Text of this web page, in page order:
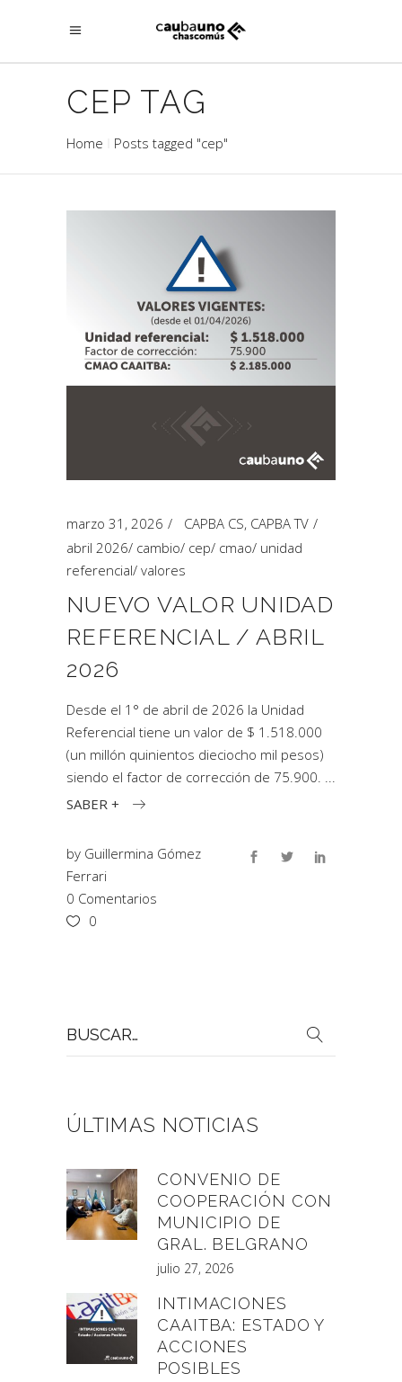
CEP TAG
Home Posts tagged "cep"
marzo 31, 2026 CAPBA CS, CAPBA TV
abril 2026/ cambio/ cep/ cmao/ unidad
referencial/ valores
NUEVO VALOR UNIDAD
REFERENCIAL / ABRIL
2026
Desde el 1° de abril de 2026 la Unidad
Referencial tiene un valor de $ 1.518.000
(un millón quinientos dieciocho mil pesos)
siendo el factor de corrección de 75.900.
SABER +
by Guillermina Gómez
Ferrari
0 Comentarios
0
por:
ÚLTIMAS NOTICIAS
CONVENIO DE
COOPERACIÓN CON
MUNICIPIO DE
GRAL. BELGRANO
julio 27, 2026
INTIMACIONES
CAAITBA: ESTADO Y
ACCIONES
POSIBLES